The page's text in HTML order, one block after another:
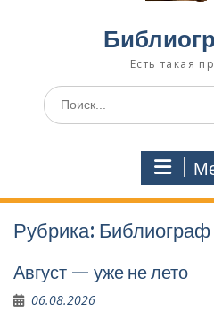
Есть такая
Поиск
по:
Рубрика:
Август — уже не лето
06.08.2026